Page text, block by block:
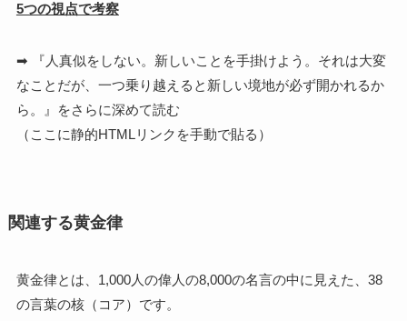
5つの視点で考察
➡ 『人真似をしない。新しいことを手掛けよう。それは大変
なことだが、一つ乗り越えると新しい境地が必ず開かれるか
ら。』をさらに深めて読む
（ここに静的HTMLリンクを手動で貼る）
関連する黄金律
黄金律とは、1,000人の偉人の8,000の名言の中に見えた、38
の言葉の核（コア）です。